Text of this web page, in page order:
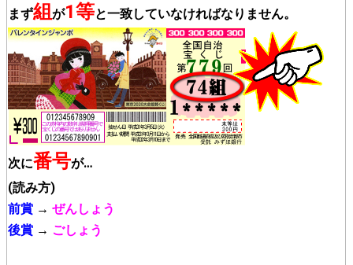
まず組が1等と一致していなければなりません。
次に番号が…
(読み方)
前賞 →ぜんしょう
後賞 → ごしょう